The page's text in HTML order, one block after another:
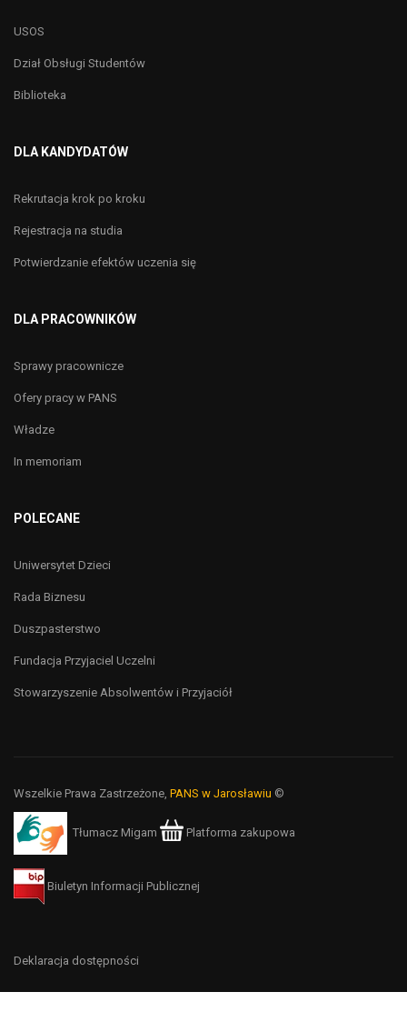
USOS
Dział Obsługi Studentów
Biblioteka
DLA KANDYDATÓW
Rekrutacja krok po kroku
Rejestracja na studia
Potwierdzanie efektów uczenia się
DLA PRACOWNIKÓW
Sprawy pracownicze
Ofery pracy w PANS
Władze
In memoriam
POLECANE
Uniwersytet Dzieci
Rada Biznesu
Duszpasterstwo
Fundacja Przyjaciel Uczelni
Stowarzyszenie Absolwentów i Przyjaciół
Wszelkie Prawa Zastrzeżone, PANS w Jarosławiu ©
Tłumacz Migam Platforma zakupowa
Biuletyn Informacji Publicznej
Deklaracja dostępności